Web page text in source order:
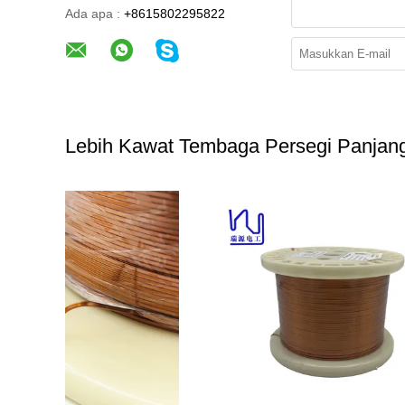
Ada apa : +8615802295822
Lebih Kawat Tembaga Persegi